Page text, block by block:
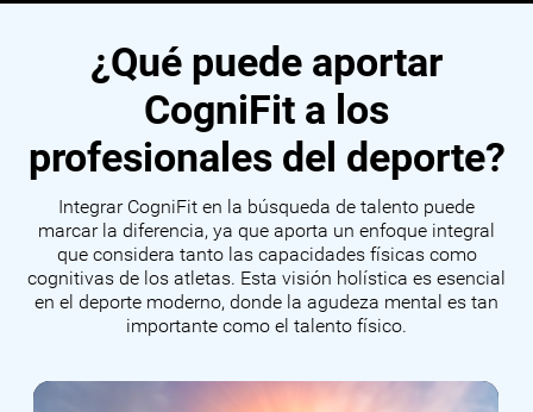
¿Qué puede aportar
CogniFit a los
profesionales del deporte?
Integrar CogniFit en la búsqueda de talento puede
marcar la diferencia, ya que aporta un enfoque integral
que considera tanto las capacidades físicas como
cognitivas de los atletas. Esta visión holística es esencial
en el deporte moderno, donde la agudeza mental es tan
importante como el talento físico.